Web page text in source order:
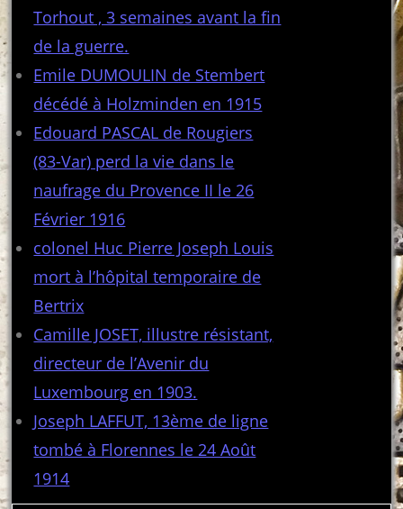
Torhout , 3 semaines avant la fin
de la guerre.
Emile DUMOULIN de Stembert
décédé à Holzminden en 1915
Edouard PASCAL de Rougiers
(83-Var) perd la vie dans le
naufrage du Provence II le 26
Février 1916
colonel Huc Pierre Joseph Louis
mort à l’hôpital temporaire de
Bertrix
Camille JOSET, illustre résistant,
directeur de l’Avenir du
Luxembourg en 1903.
Joseph LAFFUT, 13ème de ligne
tombé à Florennes le 24 Août
1914